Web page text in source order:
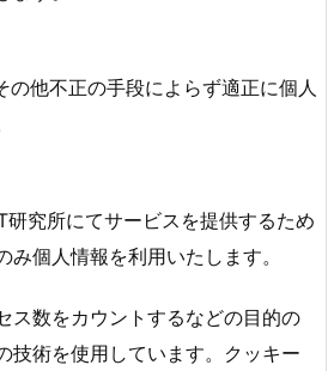
の他不正の手段によらず適正に個人
究所にてサービスを提供するため
個人情報を利用いたします。
ス数をカウントするなどの目的の
技術を使用しています。クッキー